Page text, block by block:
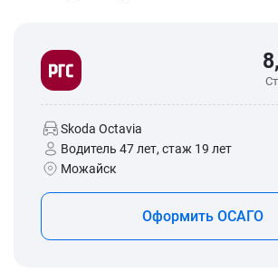
Skoda Octavia
Водитель 47 лет, стаж 19 лет
Можайск
Оформить ОСАГО